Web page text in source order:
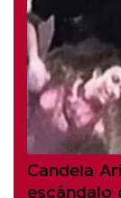
Candela
escándalo